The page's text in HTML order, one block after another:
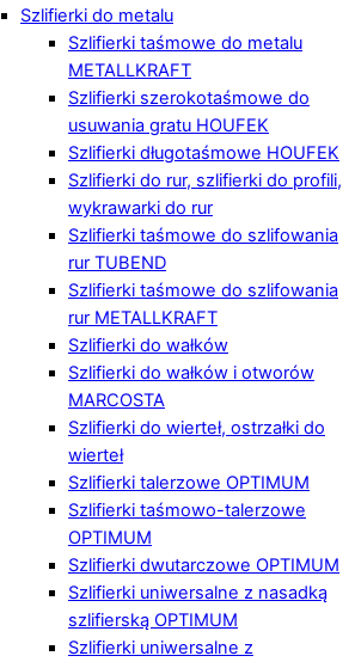
Szlifierki do metalu
Szlifierki taśmowe do metalu
METALLKRAFT
Szlifierki szerokotaśmowe do
usuwania gratu HOUFEK
Szlifierki długotaśmowe HOUFEK
Szlifierki do rur, szlifierki do profili,
wykrawarki do rur
Szlifierki taśmowe do szlifowania
rur TUBEND
Szlifierki taśmowe do szlifowania
rur METALLKRAFT
Szlifierki do wałków
Szlifierki do wałków i otworów
MARCOSTA
Szlifierki do wierteł, ostrzałki do
wierteł
Szlifierki talerzowe OPTIMUM
Szlifierki taśmowo-talerzowe
OPTIMUM
Szlifierki dwutarczowe OPTIMUM
Szlifierki uniwersalne z nasadką
szlifierską OPTIMUM
Szlifierki uniwersalne z